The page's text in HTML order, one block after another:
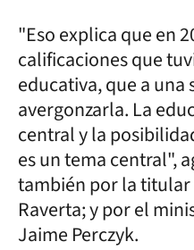
"Eso explica que en
calificaciones que
educativa, que a una
avergonzarla. La
central y la
es un tema central",
también por la titular
Raverta; y por el
Jaime Perczyk.